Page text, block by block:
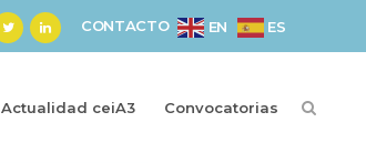
CONTACTO EN ES
Actualidad ceiA3 Convocatorias